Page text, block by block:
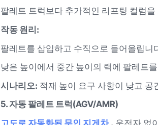
팔레트 트럭보다 추가적인 리프팅 컬럼
작동 원리:
팔레트를 삽입하고 수직으로 들어올립니
낮은 높이에서 중간 높이의 랙에 팔레트
시나리오: 적재 높이 요구 사항이 낮고 공
5. 자동 팔레트 트럭(AGV/AMR)
고도로 자동화된 무인 지게차 . 운전자 없